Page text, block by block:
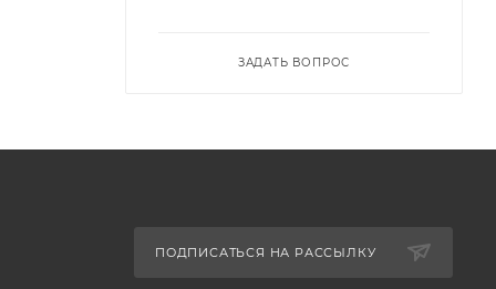
ЗАДАТЬ ВОПРОС
ПОДПИСАТЬСЯ НА РАССЫЛКУ